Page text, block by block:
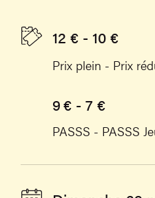
12 € - 10 €
Prix plein - Prix
9 € - 7 €
PASSS - PASSS